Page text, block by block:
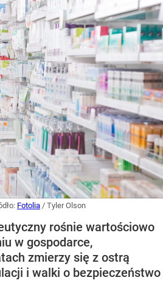
Fotolia / Tyler Olson
rośnie wartościowo
w gospodarce,
zmierzy się z ostrą
i walki o bezpieczeństwo